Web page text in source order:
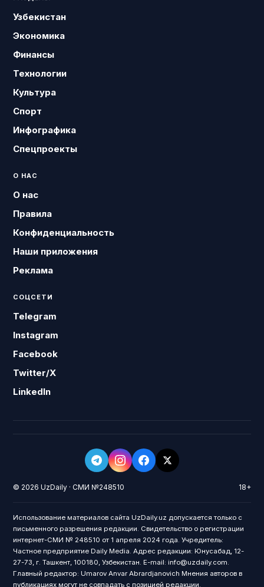
Узбекистан
Экономика
Финансы
Технологии
Культура
Спорт
Инфографика
Спецпроекты
О НАС
О нас
Правила
Конфиденциальность
Наши приложения
Реклама
СОЦСЕТИ
Telegram
Instagram
Facebook
Twitter/X
LinkedIn
© 2026 UzDaily · СМИ №248510 18+
Использование материалов сайта UzDaily.uz допускается только с
письменного разрешения редакции. Свидетельство о регистрации
интернет-СМИ № 248510 от 1 апреля 2024 года. Учредитель:
Частное предприятие Daily Media. Адрес редакции: Юнусабад, 12-
27-73, г. Ташкент, 100180, Узбекистан. E-mail: info@uzdaily.com.
Главный редактор: Umarov Anvar Abrardjanovich Мнения авторов в
публикациях могут не совпадать с позицией редакции.